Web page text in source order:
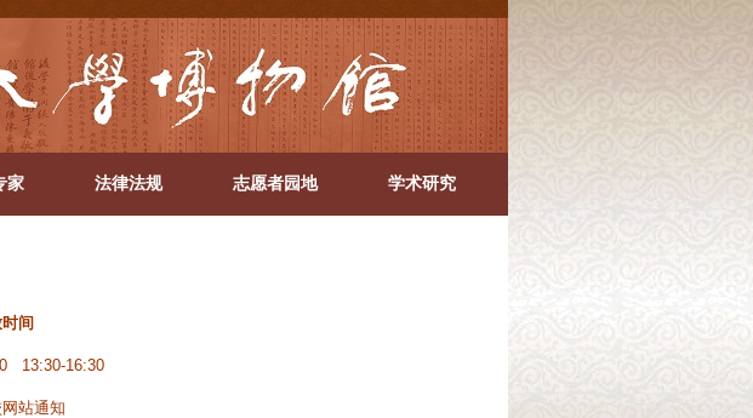
家 法律法规 志愿者园地 学术研究
间
0 13:30-16:30
站通知